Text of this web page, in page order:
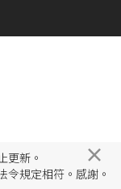
更新。
令規定相符。感謝。
×